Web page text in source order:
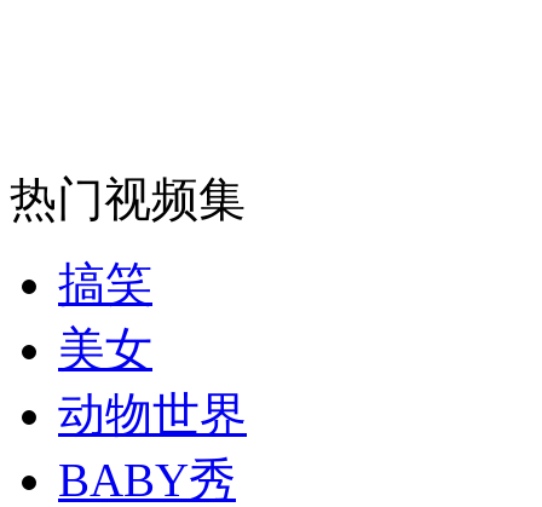
安徽一实载49人客车翻车
走！跟着总书记去植树
消防员救轻生者
热门视频集
搞笑
美女
动物世界
BABY秀